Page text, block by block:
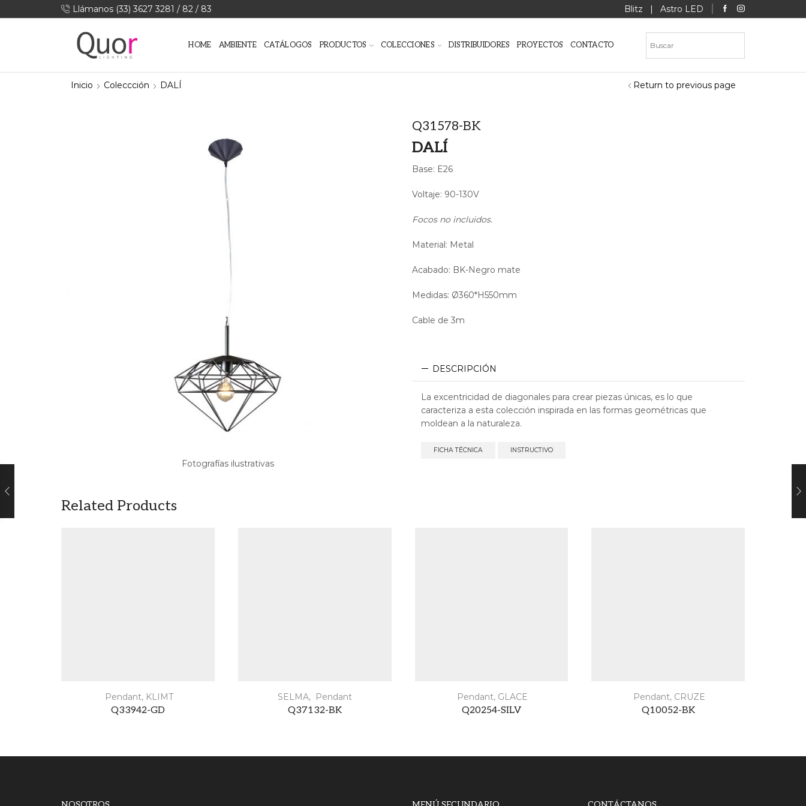
Llámanos (33) 3627 3281 / 82 / 83 Blitz | Astro LED
HOME AMBIENTE CATÁLOGOS PRODUCTOS COLECCIONES DISTRIBUIDORES PROYECTOS CONTACTO
Inicio Coleccción DALÍ Return to previous page
Fotografías ilustrativas
Q31578-BK
DALÍ
Base: E26
Voltaje: 90-130V
Focos no incluidos.
Material: Metal
Acabado: BK-Negro mate
Medidas: Ø360*H550mm
Cable de 3m
DESCRIPCIÓN
La excentricidad de diagonales para crear piezas únicas, es lo que
caracteriza a esta colección inspirada en las formas geométricas que
moldean a la naturaleza.
FICHA TÉCNICA INSTRUCTIVO
Related Products
Pendant, KLIMT
Q33942-GD
SELMA, Pendant
Q37132-BK
Pendant, GLACE
Q20254-SILV
Pendant, CRUZE
Q10052-BK